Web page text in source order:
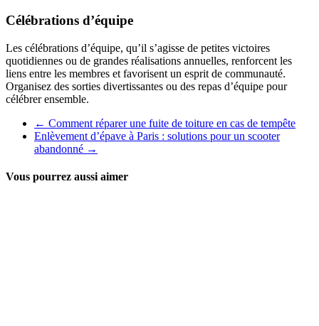
Célébrations d’équipe
Les célébrations d’équipe, qu’il s’agisse de petites victoires
quotidiennes ou de grandes réalisations annuelles, renforcent les
liens entre les membres et favorisent un esprit de communauté.
Organisez des sorties divertissantes ou des repas d’équipe pour
célébrer ensemble.
← Comment réparer une fuite de toiture en cas de tempête
Enlèvement d’épave à Paris : solutions pour un scooter
abandonné →
Vous pourrez aussi aimer